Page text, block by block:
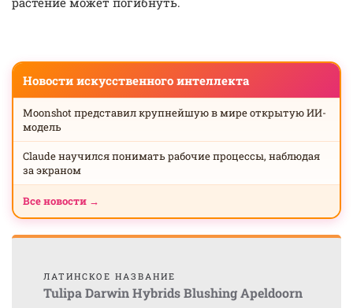
Новости искусственного интеллекта
Moonshot представил крупнейшую в мире открытую ИИ-
модель
Claude научился понимать рабочие процессы, наблюдая
за экраном
Все новости →
ЛАТИНСКОЕ НАЗВАНИЕ
Tulipa Darwin Hybrids Blushing Apeldoorn